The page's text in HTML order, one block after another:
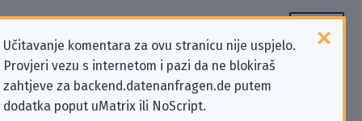
Učitavanje komentara za ovu stranicu nije uspjelo.
Provjeri vezu s internetom i pazi da ne blokiraš
zahtjeve za backend.datenanfragen.de putem
dodatka poput uMatrix ili NoScript.
Podaci kontakta „gutefrage.net
GmbH” koji se odnose na zahtjeve